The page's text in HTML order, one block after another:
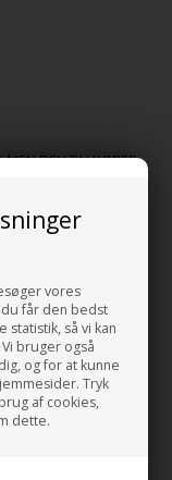
vores
får den bedst
så vi kan
bruger også
og for at kunne
Tryk
af cookies,
dette.
MEN DEN DU KØBER